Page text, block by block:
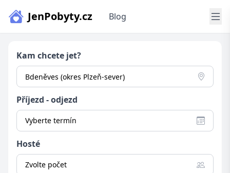
JenPobyty.cz Blog
Kam chcete jet?
Příjezd - odjezd
Vyberte termín
Hosté
Zvolte počet